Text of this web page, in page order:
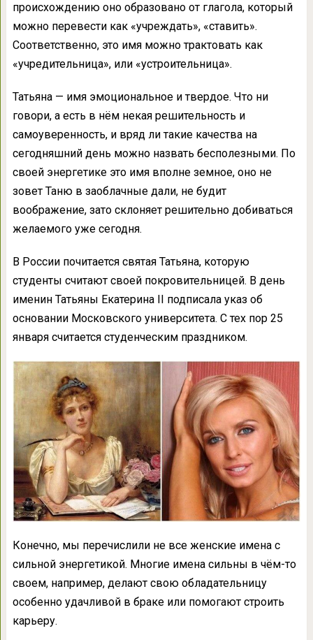
происхождению оно образовано от глагола, который
можно перевести как «учреждать», «ставить».
Соответственно, это имя можно трактовать как
«учредительница», или «устроительница».
Татьяна — имя эмоциональное и твердое. Что ни
говори, а есть в нём некая решительность и
самоуверенность, и вряд ли такие качества на
сегодняшний день можно назвать бесполезными. По
своей энергетике это имя вполне земное, оно не
зовет Таню в заоблачные дали, не будит
воображение, зато склоняет решительно добиваться
желаемого уже сегодня.
В России почитается святая Татьяна, которую
студенты считают своей покровительницей. В день
именин Татьяны Екатерина II подписала указ об
основании Московского университета. С тех пор 25
января считается студенческим праздником.
Конечно, мы перечислили не все женские имена с
сильной энергетикой. Многие имена сильны в чём-то
своем, например, делают свою обладательницу
особенно удачливой в браке или помогают строить
карьеру.